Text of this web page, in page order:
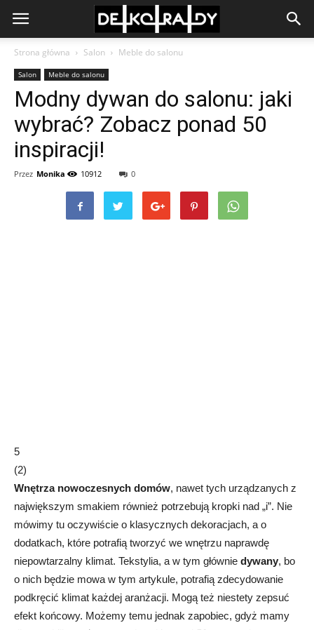
Strona główna Salon Meble do salonu
Salon Meble do salonu
Modny dywan do salonu: jaki
wybrać? Zobacz ponad 50
inspiracji!
Przez Monika 10912 0
5
(2)
Wnętrza nowoczesnych domów, nawet tych urządzanych z
największym smakiem również potrzebują kropki nad „i”. Nie
mówimy tu oczywiście o klasycznych dekoracjach, a o
dodatkach, które potrafią tworzyć we wnętrzu naprawdę
niepowtarzalny klimat. Tekstylia, a w tym głównie dywany, bo
o nich będzie mowa w tym artykule, potrafią zdecydowanie
podkręcić klimat każdej aranżacji. Mogą też niestety zepsuć
efekt końcowy. Możemy temu jednak zapobiec, gdyż mamy